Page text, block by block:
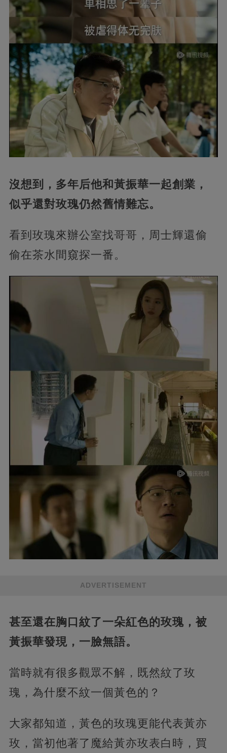
沒想到，多年后他和黃振華一起創業，
似乎還對玫瑰仍然舊情難忘。
看到玫瑰來辦公室找哥哥，周士輝還偷
偷在茶水間窺探一番。
ADVERTISEMENT
甚至還在胸口紋了一朵紅色的玫瑰，被
黃振華發現，一臉無語。
當時就有很多觀眾不解，既然紋了玫
瑰，為什麼不紋一個黃色的？
大家都知道，黃色的玫瑰更能代表黃亦
玫，當初他著了魔給黃亦玫表白時，買